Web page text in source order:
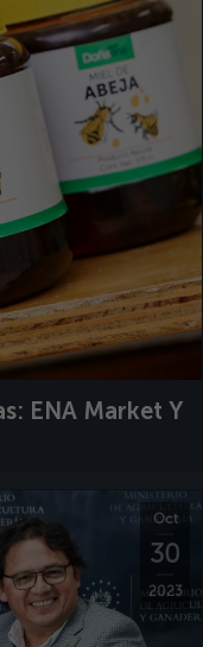
ENA Market Y
Oct
30
2023